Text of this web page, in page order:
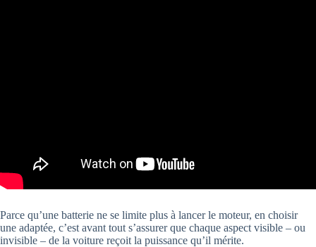
Parce qu’une batterie ne se limite plus à lancer le moteur, en choisir
une adaptée, c’est avant tout s’assurer que chaque aspect visible – ou
invisible – de la voiture reçoit la puissance qu’il mérite.